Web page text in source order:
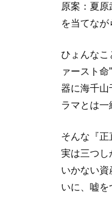
原案：夏
を当てなが
ひょんなこ
ァースト
器に海千山
ラマとは一
そんな『正
実は三つし
いかない
いに、嘘を